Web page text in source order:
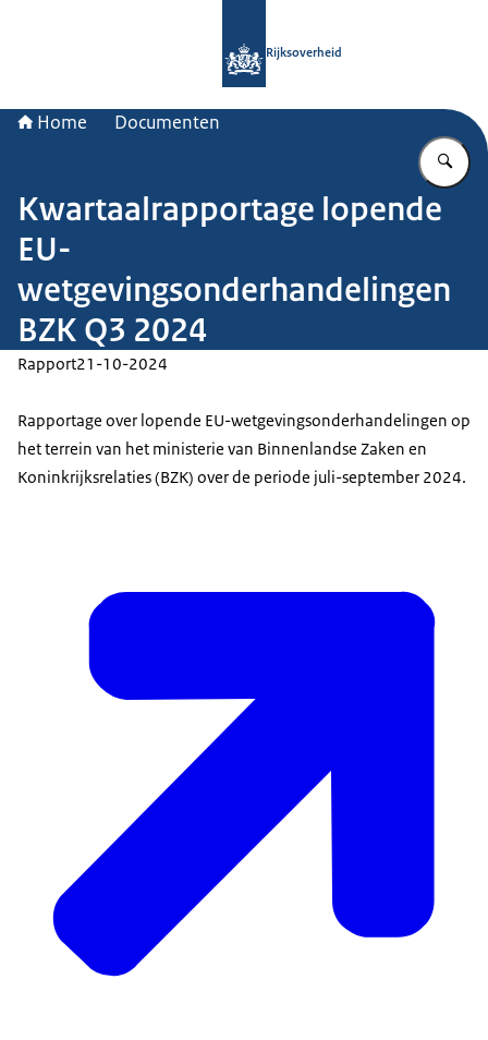
Rijksoverheid
Home Documenten
Kwartaalrapportage lopende
EU-
wetgevingsonderhandelingen
BZK Q3 2024
Rapport21-10-2024
Rapportage over lopende EU-wetgevingsonderhandelingen op
het terrein van het ministerie van Binnenlandse Zaken en
Koninkrijksrelaties (BZK) over de periode juli-september 2024.